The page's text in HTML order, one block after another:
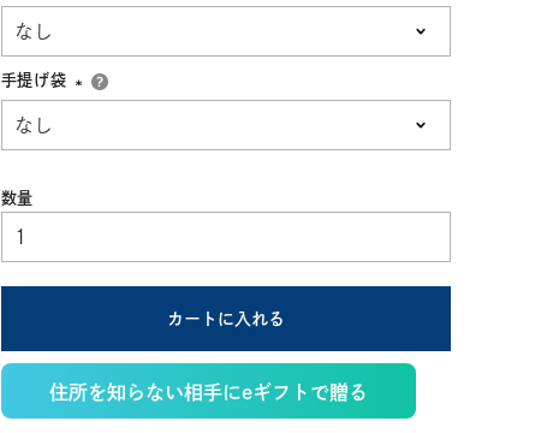
手提げ袋
カートに入れる
住所を知らない相手にeギフトで贈る